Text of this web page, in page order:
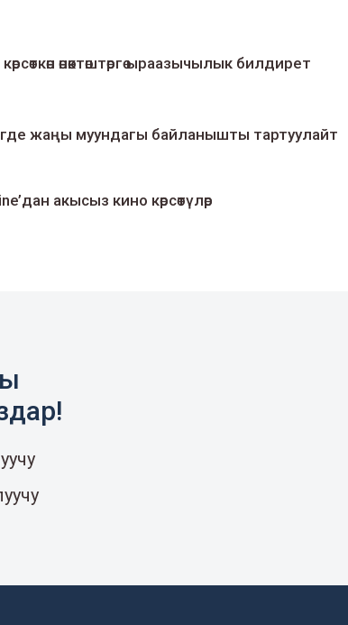
өнөктөштөргө ыраазычылык билдирет
жаңы муундагы байланышты тартуулайт
акысыз кино көрсөтүлөр